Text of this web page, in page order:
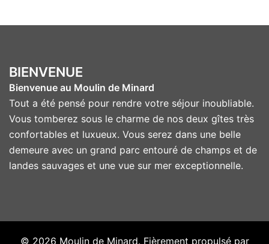
BIENVENUE
Bienvenue au Moulin de Minard
Tout a été pensé pour rendre votre séjour inoubliable.
Vous tomberez sous le charme de nos deux gîtes très
confortables et luxueux. Vous serez dans une belle
demeure avec un grand parc entouré de champs et de
landes sauvages et une vue sur mer exceptionnelle.
© 2026 Moulin de Minard. Fièrement propulsé par